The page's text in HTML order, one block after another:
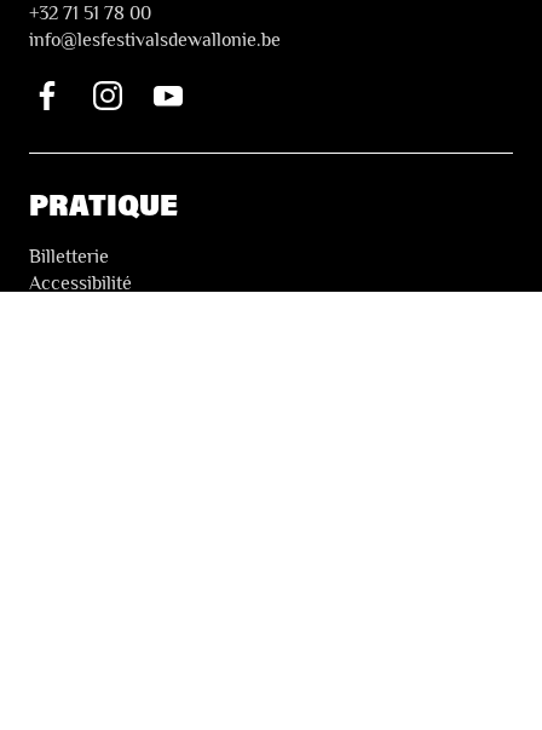
+32 71 51 78 00
info@lesfestivalsdewallonie.be
PRATIQUE
Billetterie
Accessibilité